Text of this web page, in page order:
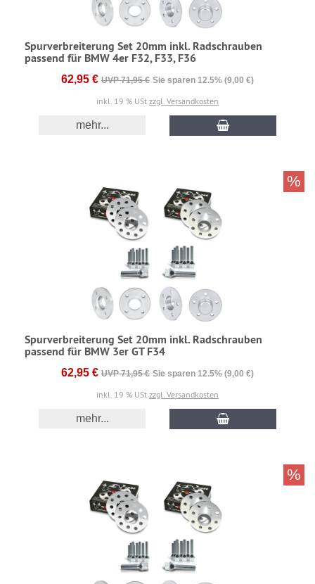
Spurverbreiterung Set 20mm inkl. Radschrauben
passend für BMW 4er F32, F33, F36
62,95 € UVP 71,95 € Sie sparen 12.5% (9,00 €)
inkl. 19 % USt zzgl. Versandkosten
mehr...
Spurverbreiterung Set 20mm inkl. Radschrauben
passend für BMW 3er GT F34
62,95 € UVP 71,95 € Sie sparen 12.5% (9,00 €)
inkl. 19 % USt zzgl. Versandkosten
mehr...
%
%